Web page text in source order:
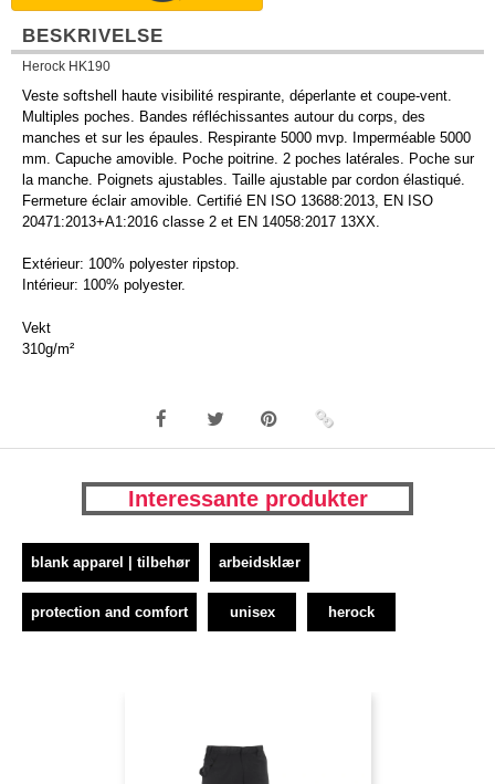
BESKRIVELSE
Herock HK190
Veste softshell haute visibilité respirante, déperlante et coupe-vent.
Multiples poches. Bandes réfléchissantes autour du corps, des
manches et sur les épaules. Respirante 5000 mvp. Imperméable 5000
mm. Capuche amovible. Poche poitrine. 2 poches latérales. Poche sur
la manche. Poignets ajustables. Taille ajustable par cordon élastiqué.
Fermeture éclair amovible. Certifié EN ISO 13688:2013, EN ISO
20471:2013+A1:2016 classe 2 et EN 14058:2017 13XX.
Extérieur: 100% polyester ripstop.
Intérieur: 100% polyester.
Vekt
310g/m²
Interessante produkter
blank apparel | tilbehør arbeidsklær
protection and comfort unisex herock